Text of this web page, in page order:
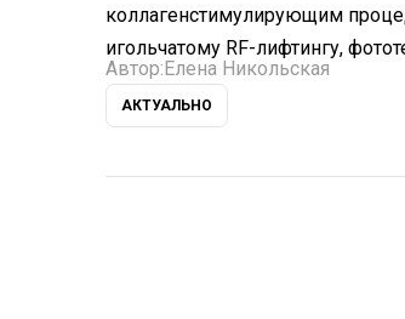
коллагенстимулирующим
игольчатому RF-лифтингу,
Автор: Елена Никольская
АКТУАЛЬНО